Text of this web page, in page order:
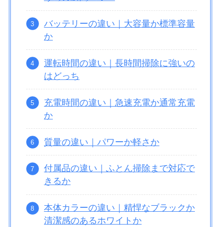
バッテリーの違い｜大容量か標準容量
か
運転時間の違い｜長時間掃除に強いの
はどっち
充電時間の違い｜急速充電か通常充電
か
質量の違い｜パワーか軽さか
付属品の違い｜ふとん掃除まで対応で
きるか
本体カラーの違い｜精悍なブラックか
清潔感のあるホワイトか